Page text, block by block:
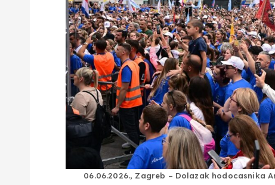
06.06.2026., Zagreb – Dolazak hodocasnika